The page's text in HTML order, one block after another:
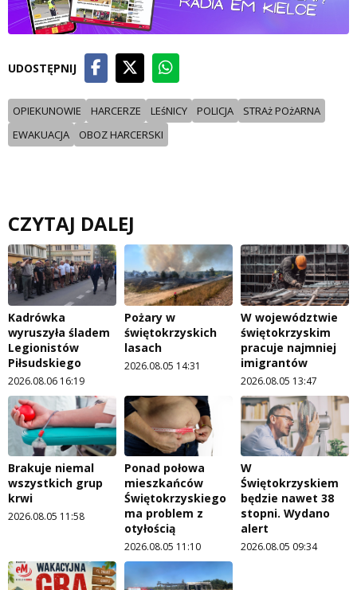
UDOSTĘPNIJ
OPIEKUNOWIE HARCERZE LEśNICY POLICJA
STRAż POżARNA
EWAKUACJA
OBOZ HARCERSKI
CZYTAJ DALEJ
Kadrówka
wyruszyła śladem
Legionistów
Piłsudskiego
2026.08.06 16:19
Pożary w
świętokrzyskich
lasach
2026.08.05 14:31
W województwie
świętokrzyskim
pracuje najmniej
imigrantów
2026.08.05 13:47
Brakuje niemal
wszystkich grup
krwi
2026.08.05 11:58
Ponad połowa
mieszkańców
Świętokrzyskiego
ma problem z
otyłością
2026.08.05 11:10
W
Świętokrzyskiem
będzie nawet 38
stopni. Wydano
alert
2026.08.05 09:34